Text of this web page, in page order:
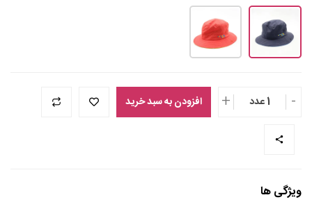
- 1 عدد + افزودن به سبد خرید
ویژگی ها